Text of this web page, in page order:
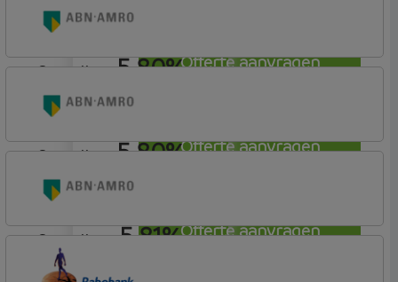
Offerte aanvragen
5,80%
Offerte aanvragen
Hypotheek
aflosvrij
5,80%
Offerte aanvragen
Budget
aflosvrij
5,81%
Woning
aflosvrij
ABN AMRO Bank
Woning